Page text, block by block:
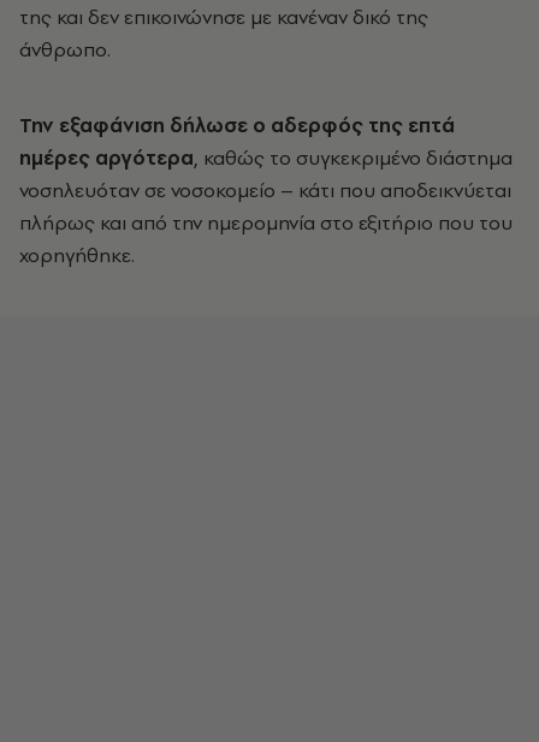
της και δεν επικοινώνησε με κανέναν δικό της
άνθρωπο.
Την εξαφάνιση δήλωσε ο αδερφός της επτά
ημέρες αργότερα, καθώς το συγκεκριμένο διάστημα
νοσηλευόταν σε νοσοκομείο – κάτι που αποδεικνύεται
πλήρως και από την ημερομηνία στο εξιτήριο που του
χορηγήθηκε.